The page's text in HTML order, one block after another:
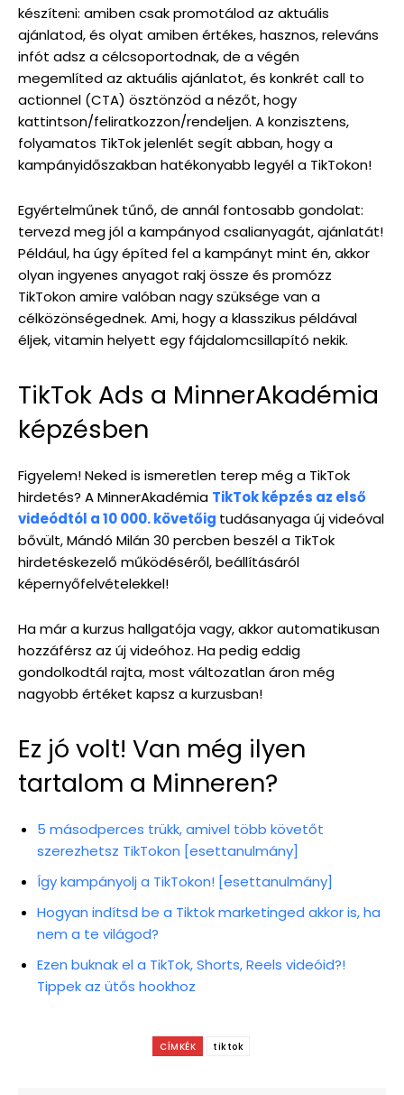
készíteni: amiben csak promotálod az aktuális
ajánlatod, és olyat amiben értékes, hasznos, releváns
infót adsz a célcsoportodnak, de a végén
megemlíted az aktuális ajánlatot, és konkrét call to
actionnel (CTA) ösztönzöd a nézőt, hogy
kattintson/feliratkozzon/rendeljen. A konzisztens,
folyamatos TikTok jelenlét segít abban, hogy a
kampányidőszakban hatékonyabb legyél a TikTokon!
Egyértelműnek tűnő, de annál fontosabb gondolat:
tervezd meg jól a kampányod csalianyagát, ajánlatát!
Például, ha úgy építed fel a kampányt mint én, akkor
olyan ingyenes anyagot rakj össze és promózz
TikTokon amire valóban nagy szüksége van a
célközönségednek. Ami, hogy a klasszikus példával
éljek, vitamin helyett egy fájdalomcsillapító nekik.
TikTok Ads a MinnerAkadémia
képzésben
Figyelem! Neked is ismeretlen terep még a TikTok
hirdetés? A MinnerAkadémia TikTok képzés az első
videódtól a 10 000. követőig tudásanyaga új videóval
bővült, Mándó Milán 30 percben beszél a TikTok
hirdetéskezelő működéséről, beállításáról
képernyőfelvételekkel!
Ha már a kurzus hallgatója vagy, akkor automatikusan
hozzáférsz az új videóhoz. Ha pedig eddig
gondolkodtál rajta, most változatlan áron még
nagyobb értéket kapsz a kurzusban!
Ez jó volt! Van még ilyen
tartalom a Minneren?
5 másodperces trükk, amivel több követőt
szerezhetsz TikTokon [esettanulmány]
Így kampányolj a TikTokon! [esettanulmány]
Hogyan indítsd be a Tiktok marketinged akkor is, ha
nem a te világod?
Ezen buknak el a TikTok, Shorts, Reels videóid?!
Tippek az ütős hookhoz
CÍMKÉK tiktok